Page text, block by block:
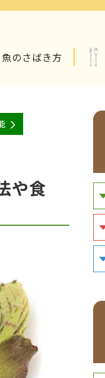
魚のさばき方
や食